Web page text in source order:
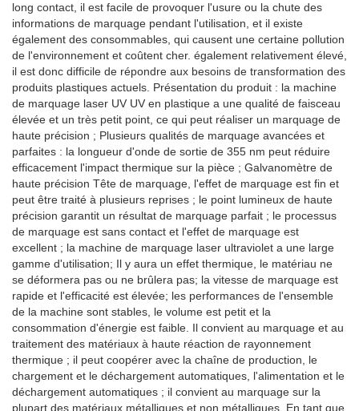
long contact, il est facile de provoquer l'usure ou la chute des
informations de marquage pendant l'utilisation, et il existe
également des consommables, qui causent une certaine pollution
de l'environnement et coûtent cher. également relativement élevé,
il est donc difficile de répondre aux besoins de transformation des
produits plastiques actuels. Présentation du produit : la machine
de marquage laser UV UV en plastique a une qualité de faisceau
élevée et un très petit point, ce qui peut réaliser un marquage de
haute précision ; Plusieurs qualités de marquage avancées et
parfaites : la longueur d'onde de sortie de 355 nm peut réduire
efficacement l'impact thermique sur la pièce ; Galvanomètre de
haute précision Tête de marquage, l'effet de marquage est fin et
peut être traité à plusieurs reprises ; le point lumineux de haute
précision garantit un résultat de marquage parfait ; le processus
de marquage est sans contact et l'effet de marquage est
excellent ; la machine de marquage laser ultraviolet a une large
gamme d'utilisation; Il y aura un effet thermique, le matériau ne
se déformera pas ou ne brûlera pas; la vitesse de marquage est
rapide et l'efficacité est élevée; les performances de l'ensemble
de la machine sont stables, le volume est petit et la
consommation d'énergie est faible. Il convient au marquage et au
traitement des matériaux à haute réaction de rayonnement
thermique ; il peut coopérer avec la chaîne de production, le
chargement et le déchargement automatiques, l'alimentation et le
déchargement automatiques ; il convient au marquage sur la
plupart des matériaux métalliques et non métalliques. En tant que